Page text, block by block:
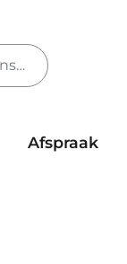
Afspraak